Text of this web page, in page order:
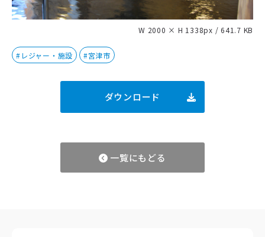
W 2000 × H 1338px / 641.7 KB
#レジャー・施設 #宮津市
ダウンロード
一覧にもどる